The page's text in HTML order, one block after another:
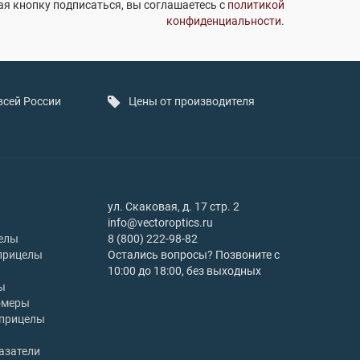
кнопку подписаться, вы соглашаетесь с политикой
конфиденциальности.
России Цены от производителя
ул. Скаковая, д. 17 стр. 2
info@vectoroptics.ru
8 (800) 222-98-82
Остались вопросы? Позвоните с
10:00 до 18:00, без выходных